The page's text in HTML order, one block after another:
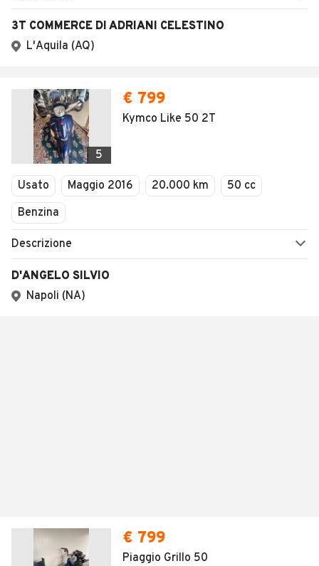
3T COMMERCE DI ADRIANI CELESTINO
L'Aquila (AQ)
5
€ 799
Kymco Like 50 2T
Usato Maggio 2016 20.000 km
50 cc
Benzina
Descrizione
D'ANGELO SILVIO
Napoli (NA)
€ 799
Piaggio Grillo 50